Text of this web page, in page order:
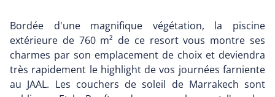
Bordée d'une magnifique végétation, la piscine
extérieure de 760 m² de ce resort vous montre ses
charmes par son emplacement de choix et deviendra
très rapidement le highlight de vos journées farniente
au JAAL. Les couchers de soleil de Marrakech sont